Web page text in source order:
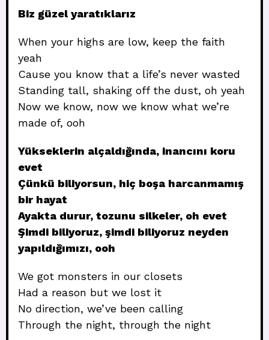
Biz güzel yaratıklarız
When your highs are low, keep the faith
yeah
Cause you know that a life’s never wasted
Standing tall, shaking off the dust, oh yeah
Now we know, now we know what we’re
made of, ooh
Yükseklerin alçaldığında, inancını koru
evet
Çünkü biliyorsun, hiç boşa harcanmamış
bir hayat
Ayakta durur, tozunu silkeler, oh evet
Şimdi biliyoruz, şimdi biliyoruz neyden
yapıldığımızı, ooh
We got monsters in our closets
Had a reason but we lost it
No direction, we’ve been calling
Through the night, through the night